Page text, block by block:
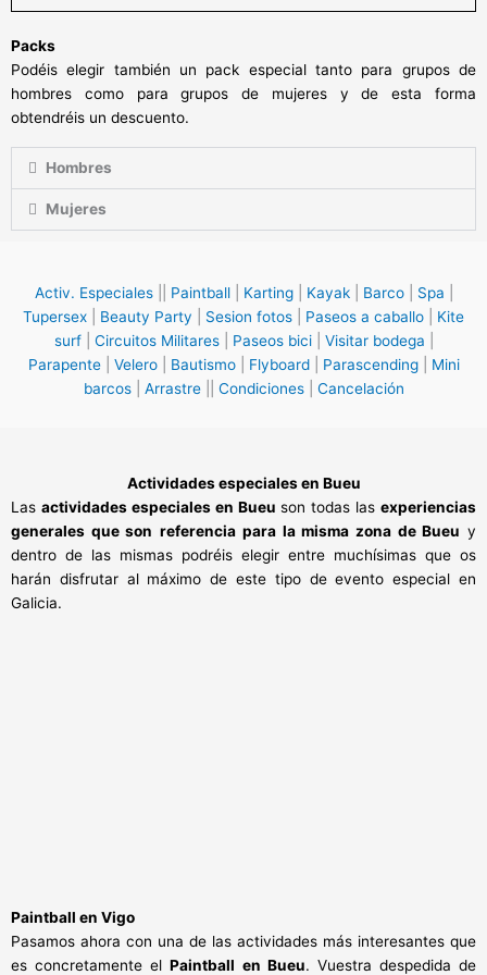
Packs
Podéis elegir también un pack especial tanto para grupos de
hombres como para grupos de mujeres y de esta forma
obtendréis un descuento.
Hombres
Mujeres
Activ. Especiales|| Paintball| Karting| Kayak| Barco| Spa
Tupersex
Beauty Party Sesion fotos Paseos a caballo
Kite
surf| Circuitos Militares| Paseos bici| Visitar bodega
Parapente| Velero| Bautismo| Flyboard| Parascending| Mini
barcos| Arrastre|| Condiciones| Cancelación
Actividades especiales en Bueu
Las actividades especiales en Bueu son todas las experiencias
generales que son referencia para la misma zona de Bueu y
dentro de las mismas podréis elegir entre muchísimas que os
harán disfrutar al máximo de este tipo de evento especial en
Galicia.
Paintball en Vigo
Pasamos ahora con una de las actividades más interesantes que
es concretamente elPaintball en Bueu. Vuestra despedida de